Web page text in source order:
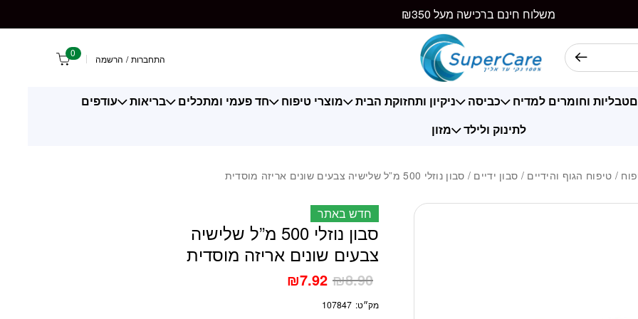
משלוח חינם ברכישה מעל ₪350
התחברות / הרשמה 0
טבליות וחומרים למדיח כביסה ניקיון ותחזוקת הבית מוצרי טיפוח חד פעמי ומתכלים בריאות
עודפים
לתינוק ולילד
מזון
/ טיפוח הגוף והידיים / סבון ידיים / סבון נוזלי 500 מ”ל שלישיה צבעים שונים אריזה מוסדית
חדש באתר
סבון נוזלי 500 מ”ל שלישיה
צבעים שונים אריזה מוסדית
₪8.90
₪7.92
מק״ט: 107847